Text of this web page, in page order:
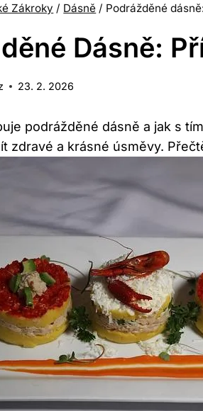
Zákroky / Dásně / Podrážděné
Dásně:
23. 2. 2026
podrážděné dásně a jak s
zdravé a krásné úsměvy.